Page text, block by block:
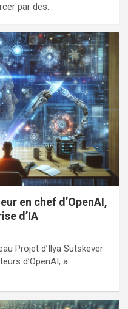
par des…
en chef d’OpenAI,
d’IA
Projet d’Ilya Sutskever
d’OpenAI, a